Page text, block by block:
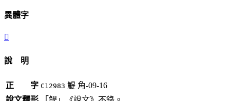
異體字
𧤘
說 明
正 字 C12983 䚣 角-09-16